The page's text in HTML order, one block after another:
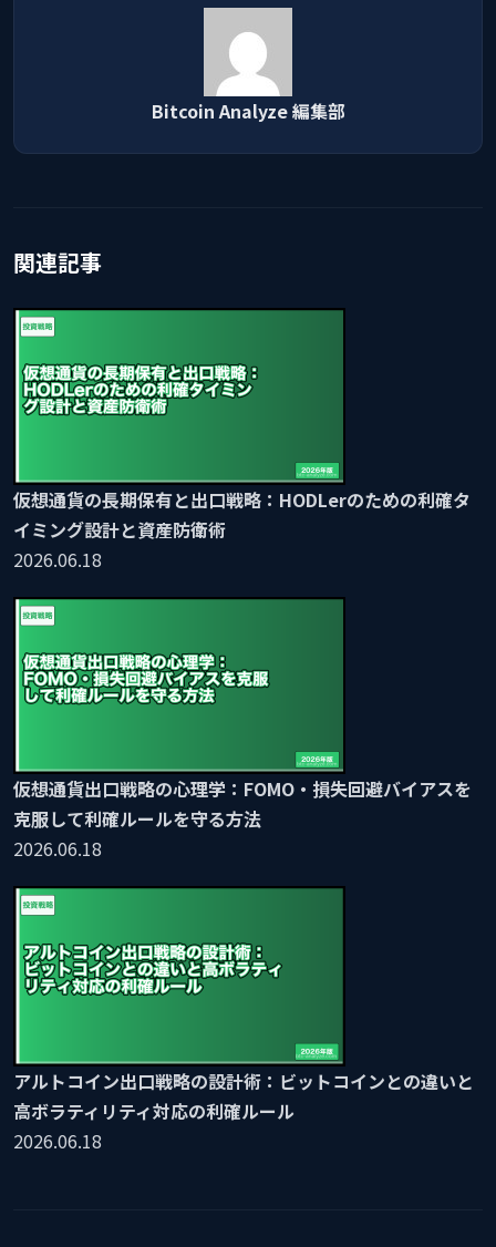
Bitcoin Analyze 編集部
関連記事
仮想通貨の長期保有と出口戦略：HODLerのための利確タ
イミング設計と資産防衛術
2026.06.18
仮想通貨出口戦略の心理学：FOMO・損失回避バイアスを
克服して利確ルールを守る方法
2026.06.18
アルトコイン出口戦略の設計術：ビットコインとの違いと
高ボラティリティ対応の利確ルール
2026.06.18